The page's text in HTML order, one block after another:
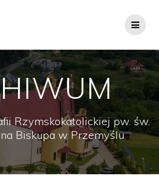
Rzymskokatolickiej pw. św.
Biskupa w Przemyślu.